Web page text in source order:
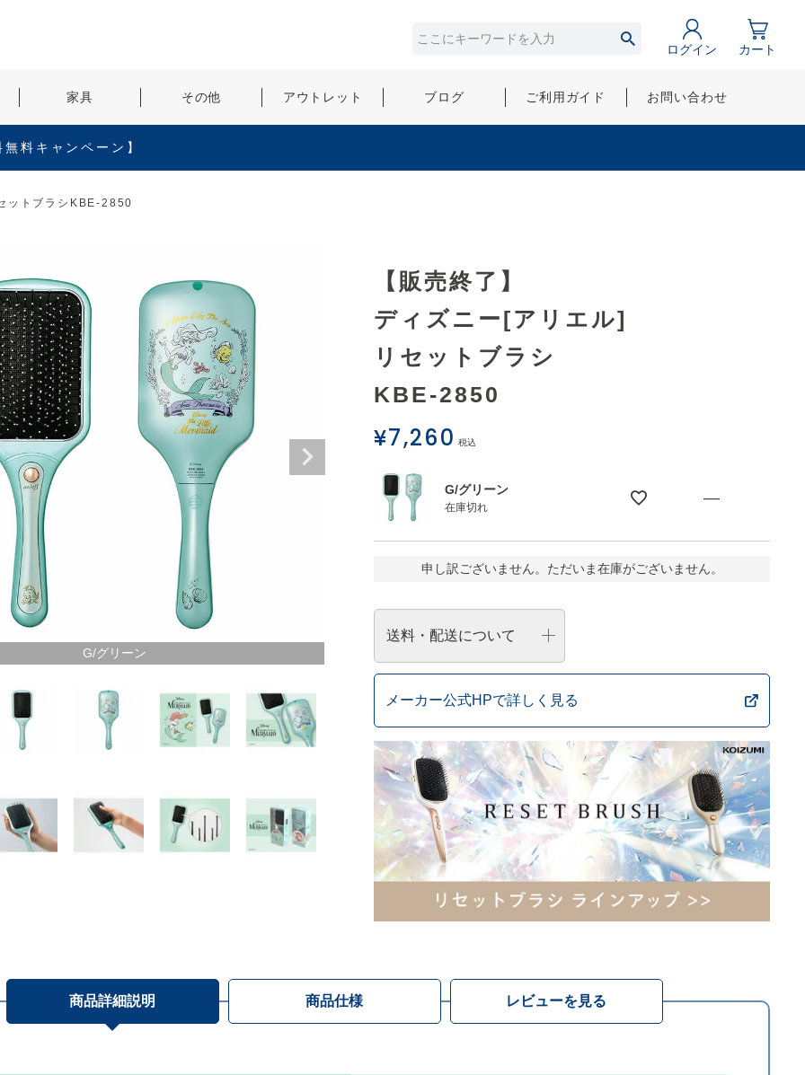
ログイン カート
家具 その他 アウトレット ブログ ご利用ガイド お問い合わせ
料キャンペーン】
ットブラシKBE-2850
G/グリーン
【販売終了】
ディズニー[アリエル]
リセットブラシ
KBE-2850
¥7,260 税込
G/グリーン
在庫切れ
—
申し訳ございません。ただいま在庫がございません。
送料・配送について
メーカー公式HPで詳しく見る
商品詳細説明 商品仕様 レビューを見る